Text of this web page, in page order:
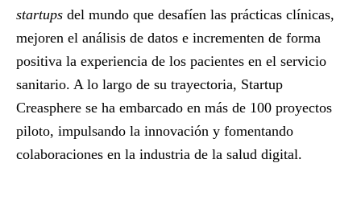
startups del mundo que desafíen las prácticas clínicas,
mejoren el análisis de datos e incrementen de forma
positiva la experiencia de los pacientes en el servicio
sanitario. A lo largo de su trayectoria, Startup
Creasphere se ha embarcado en más de 100 proyectos
piloto, impulsando la innovación y fomentando
colaboraciones en la industria de la salud digital.